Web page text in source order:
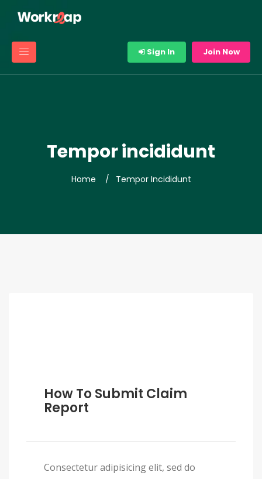
Sign In Join Now
Tempor incididunt
Home Tempor Incididunt
How To Submit Claim
Report
Consectetur adipisicing elit, sed do